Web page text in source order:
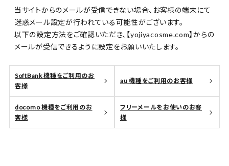
当サイトからのメールが受信できない場合、お客様の端末にて
迷惑メール設定が行われている可能性がございます。
以下の設定方法をご確認いただき、【yojiyacosme.com】からの
メールが受信できるように設定をお願いいたします。
SoftBank 機種をご利用のお
客様
au 機種をご利用のお客様
docomo 機種をご利用のお
客様
フリーメールをお使いのお客
様